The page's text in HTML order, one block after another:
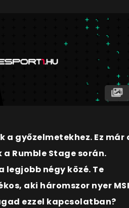
győzelmetekhez. Ez már
Rumble Stage során.
négy közé. Te
aki háromszor nyer
ezzel kapcsolatban?